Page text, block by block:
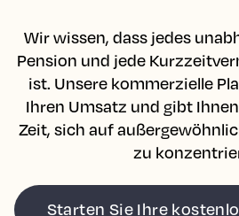
Wir wissen, dass jedes
Pension und jede
ist. Unsere kommerzielle
Ihren Umsatz und gibt
Zeit, sich auf
zu
Starten Sie Ihre